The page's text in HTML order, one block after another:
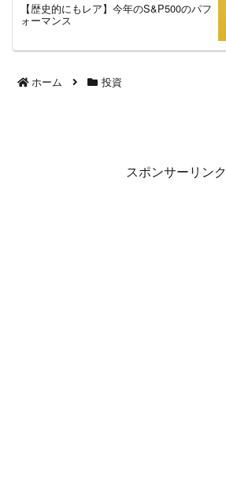
【歴史的にもレア】今年のS&P500のパフ
ォーマンス
ホーム 投資
スポンサーリンク